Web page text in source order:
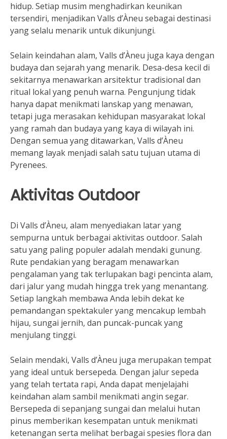
hidup. Setiap musim menghadirkan keunikan
tersendiri, menjadikan Valls d’Àneu sebagai destinasi
yang selalu menarik untuk dikunjungi.
Selain keindahan alam, Valls d’Àneu juga kaya dengan
budaya dan sejarah yang menarik. Desa-desa kecil di
sekitarnya menawarkan arsitektur tradisional dan
ritual lokal yang penuh warna. Pengunjung tidak
hanya dapat menikmati lanskap yang menawan,
tetapi juga merasakan kehidupan masyarakat lokal
yang ramah dan budaya yang kaya di wilayah ini.
Dengan semua yang ditawarkan, Valls d’Àneu
memang layak menjadi salah satu tujuan utama di
Pyrenees.
Aktivitas Outdoor
Di Valls d’Àneu, alam menyediakan latar yang
sempurna untuk berbagai aktivitas outdoor. Salah
satu yang paling populer adalah mendaki gunung.
Rute pendakian yang beragam menawarkan
pengalaman yang tak terlupakan bagi pencinta alam,
dari jalur yang mudah hingga trek yang menantang.
Setiap langkah membawa Anda lebih dekat ke
pemandangan spektakuler yang mencakup lembah
hijau, sungai jernih, dan puncak-puncak yang
menjulang tinggi.
Selain mendaki, Valls d’Àneu juga merupakan tempat
yang ideal untuk bersepeda. Dengan jalur sepeda
yang telah tertata rapi, Anda dapat menjelajahi
keindahan alam sambil menikmati angin segar.
Bersepeda di sepanjang sungai dan melalui hutan
pinus memberikan kesempatan untuk menikmati
ketenangan serta melihat berbagai spesies flora dan